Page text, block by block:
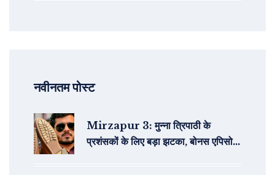
नवीनतम पोस्ट
Mirzapur 3: मुन्‍ना त्रिपाठी के
प्रशंसकों के लिए बड़ा झटका, बोनस एपिसोड